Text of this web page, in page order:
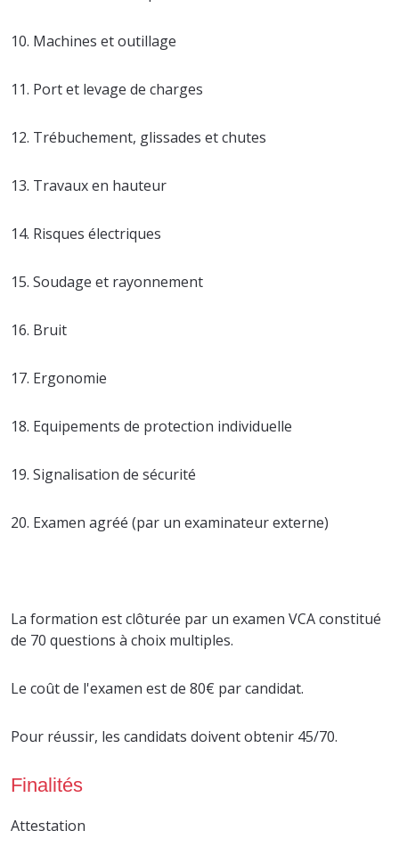
10. Machines et outillage
11. Port et levage de charges
12. Trébuchement, glissades et chutes
13. Travaux en hauteur
14. Risques électriques
15. Soudage et rayonnement
16. Bruit
17. Ergonomie
18. Equipements de protection individuelle
19. Signalisation de sécurité
20. Examen agréé (par un examinateur externe)
La formation est clôturée par un examen VCA constitué
de 70 questions à choix multiples.
Le coût de l'examen est de 80€ par candidat.
Pour réussir, les candidats doivent obtenir 45/70.
Finalités
Attestation